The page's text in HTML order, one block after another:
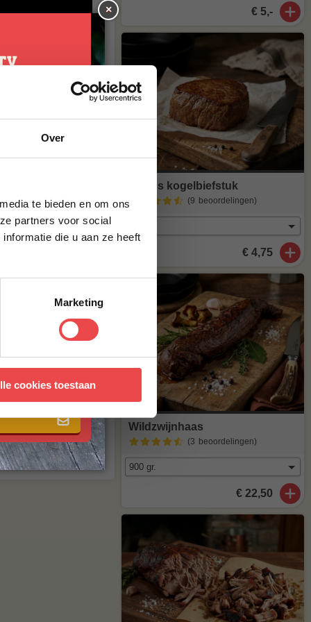
Over
te bieden en om ons
partners voor social
die u aan ze heeft
Marketing
cookies toestaan
je dan
is niet vet
verzadigde
vetzuren.
van
. Staat
een mailtje
€ 5,-
Angus kogelbiefstuk
(9 beoordelingen)
€ 4,75
Wildzwijnhaas
(3 beoordelingen)
€ 22,50
×